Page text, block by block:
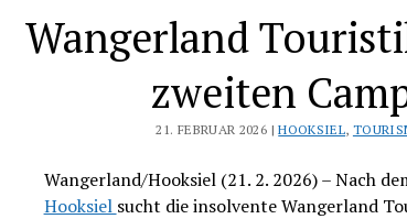
Wangerland
zweiten
21. FEBRUAR 2026 |HOOKSIEL,
Wangerland/Hooksiel (21. 2. 2026) – Nach
Hooksiel sucht die insolvente Wangerland